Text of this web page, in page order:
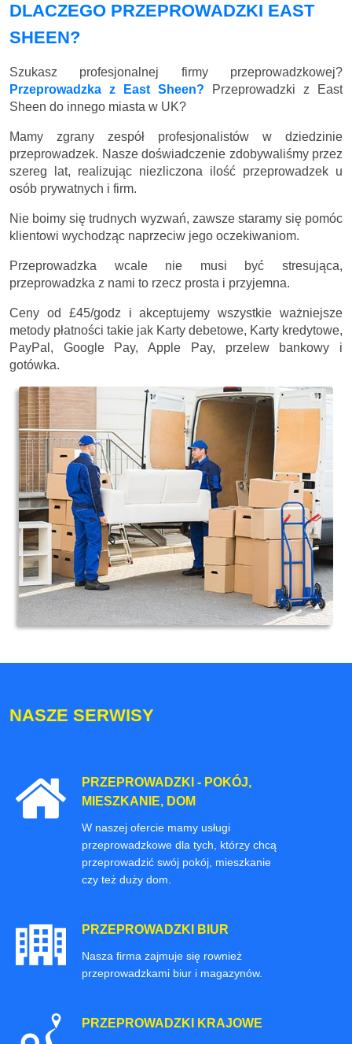
DLACZEGO PRZEPROWADZKI EAST
SHEEN?
Szukasz profesjonalnej firmy przeprowadzkowej?
Przeprowadzka z East Sheen? Przeprowadzki z East
Sheen do innego miasta w UK?
Mamy zgrany zespół profesjonalistów w dziedzinie
przeprowadzek. Nasze doświadczenie zdobywaliśmy przez
szereg lat, realizując niezliczona ilość przeprowadzek u
osób prywatnych i firm.
Nie boimy się trudnych wyzwań, zawsze staramy się pomóc
klientowi wychodząc naprzeciw jego oczekiwaniom.
Przeprowadzka wcale nie musi być stresująca,
przeprowadzka z nami to rzecz prosta i przyjemna.
Ceny od £45/godz i akceptujemy wszystkie ważniejsze
metody płatności takie jak Karty debetowe, Karty kredytowe,
PayPal, Google Pay, Apple Pay, przelew bankowy i
gotówka.
NASZE SERWISY
PRZEPROWADZKI - POKÓJ,
MIESZKANIE, DOM
W naszej ofercie mamy usługi
przeprowadzkowe dla tych, którzy chcą
przeprowadzić swój pokój, mieszkanie
czy też duży dom.
PRZEPROWADZKI BIUR
Nasza firma zajmuje się rownież
przeprowadzkami biur i magazynów.
PRZEPROWADZKI KRAJOWE